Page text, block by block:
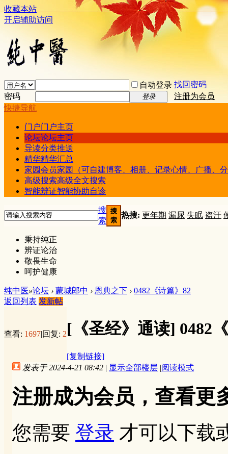
收藏本站
开启辅助访问
自动登录 找回密码
密码
登录
注册为会员
快捷导航
门户门户主页
论坛论坛主页
导读分类推送
精华精华汇总
家园会员家园（可自建博客、相册、记录心情、广播、
高级搜索高级全文搜索
智能辨证智能协助自诊
搜
索
搜
索
热搜: 更年期 漏尿 失眠 盗汗
秉持纯正
辨证论治
敬畏生命
呵护健康
纯中医»论坛 › 蒙城郎中 › 恩典之下 › 0482《诗篇》82
返回列表 发新帖
查看: 1697|回复: 2[《圣经》通读] 0482
[复制链接]
发表于 2024-4-21 08:42 | 显示全部楼层 |阅读模式
注册成为会员，查看更
您需要 登录 才可以下载